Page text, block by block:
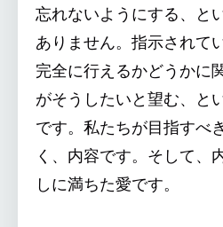
忘れないようにする、と
ありません。指示されて
完全に行えるかどうかに
がそうしたいと望む、と
です。私たちが目指すべ
く、内容です。そして、
しに満ちた愛です。